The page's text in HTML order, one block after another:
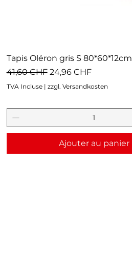
Tapis Oléron gris S 80*60*12cm
Prix original
41,60 CHF Prix promotionnel
24,96 CHF
TVA Incluse| zzgl. Versandkosten
Ajouter au panier